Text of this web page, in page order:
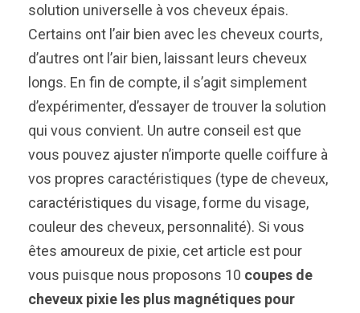
solution universelle à vos cheveux épais.
Certains ont l’air bien avec les cheveux courts,
d’autres ont l’air bien, laissant leurs cheveux
longs. En fin de compte, il s’agit simplement
d’expérimenter, d’essayer de trouver la solution
qui vous convient. Un autre conseil est que
vous pouvez ajuster n’importe quelle coiffure à
vos propres caractéristiques (type de cheveux,
caractéristiques du visage, forme du visage,
couleur des cheveux, personnalité). Si vous
êtes amoureux de pixie, cet article est pour
vous puisque nous proposons 10 coupes de
cheveux pixie les plus magnétiques pour